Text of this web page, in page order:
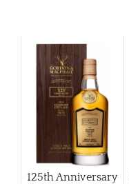
125th Anniversary